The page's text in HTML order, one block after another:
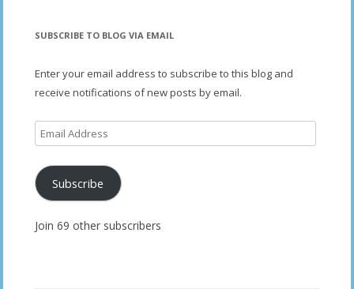
SUBSCRIBE TO BLOG VIA EMAIL
Enter your email address to subscribe to this blog and
receive notifications of new posts by email.
Email
Address
Subscribe
Join 69 other subscribers